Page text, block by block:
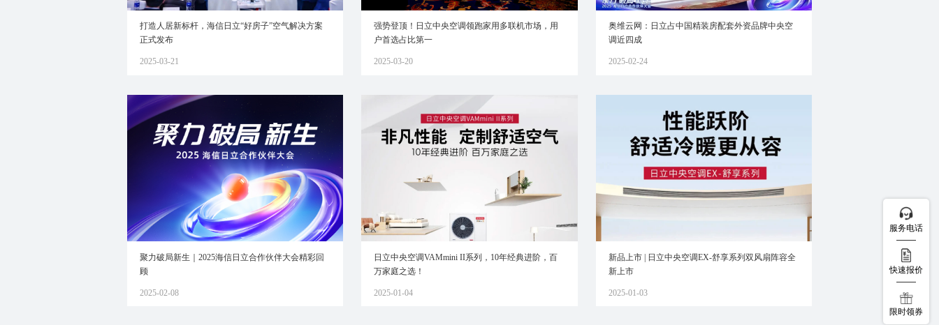
打造人居新标杆，海信日立“好房子”空气解决方案
正式发布
2025-03-21
强势登顶！日立中央空调领跑家用多联机市场，用
户首选占比第一
2025-03-20
奥维云网：日立占中国精装房配套外资品牌中央空
调近四成
2025-02-24
聚力破局新生｜2025海信日立合作伙伴大会精彩回
顾
2025-02-08
日立中央空调VAMmini II系列，10年经典进阶，百
万家庭之选！
2025-01-04
新品上市 | 日立中央空调EX-舒享系列双风扇阵容全
新上市
2025-01-03
服务电话
快速报价
限时领券